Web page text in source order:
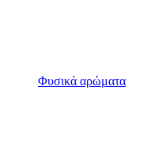
Φυσικά αρώματα